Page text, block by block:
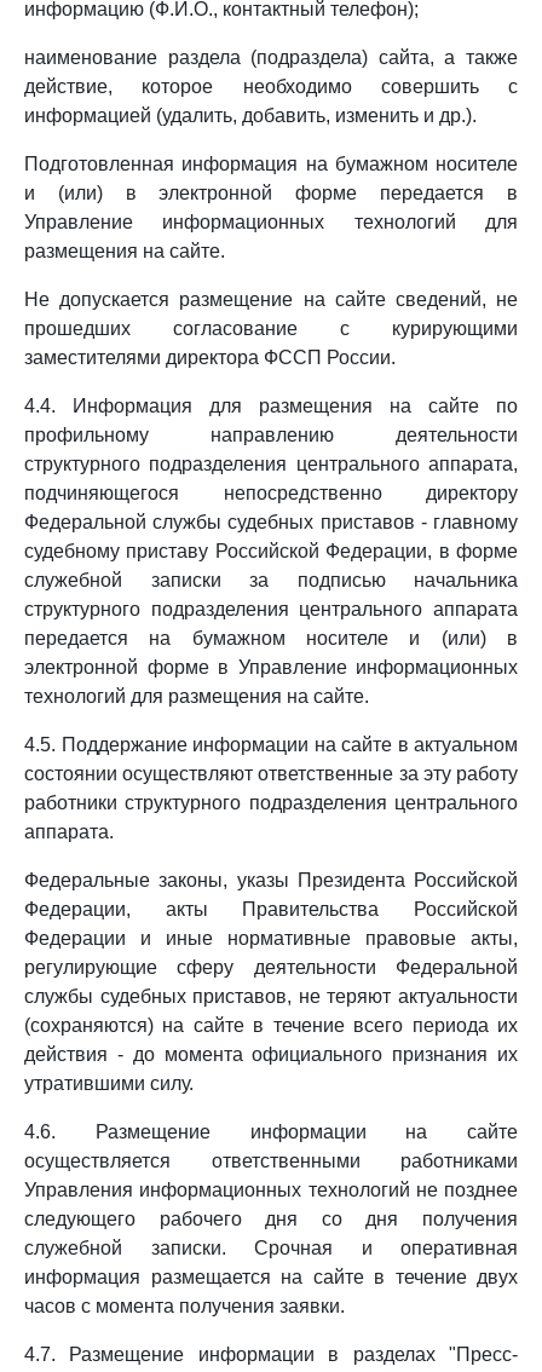
информацию (Ф.И.О., контактный телефон);
наименование раздела (подраздела) сайта, а также
действие, которое необходимо совершить с
информацией (удалить, добавить, изменить и др.).
Подготовленная информация на бумажном носителе
и (или) в электронной форме передается в
Управление информационных технологий для
размещения на сайте.
Не допускается размещение на сайте сведений, не
прошедших согласование с курирующими
заместителями директора ФССП России.
4.4. Информация для размещения на сайте по
профильному направлению деятельности
структурного подразделения центрального аппарата,
подчиняющегося непосредственно директору
Федеральной службы судебных приставов - главному
судебному приставу Российской Федерации, в форме
служебной записки за подписью начальника
структурного подразделения центрального аппарата
передается на бумажном носителе и (или) в
электронной форме в Управление информационных
технологий для размещения на сайте.
4.5. Поддержание информации на сайте в актуальном
состоянии осуществляют ответственные за эту работу
работники структурного подразделения центрального
аппарата.
Федеральные законы, указы Президента Российской
Федерации, акты Правительства Российской
Федерации и иные нормативные правовые акты,
регулирующие сферу деятельности Федеральной
службы судебных приставов, не теряют актуальности
(сохраняются) на сайте в течение всего периода их
действия - до момента официального признания их
утратившими силу.
4.6. Размещение информации на сайте
осуществляется ответственными работниками
Управления информационных технологий не позднее
следующего рабочего дня со дня получения
служебной записки. Срочная и оперативная
информация размещается на сайте в течение двух
часов с момента получения заявки.
4.7. Размещение информации в разделах "Пресс-